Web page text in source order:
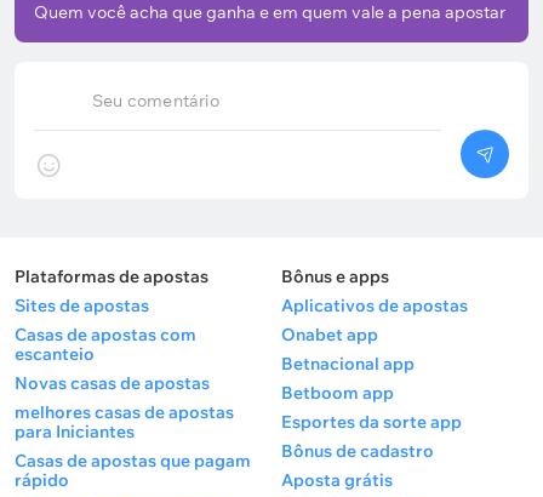
Seu comentário
Quem você acha que ganha e em quem vale a pena apostar
Plataformas de apostas
Sites de apostas
Casas de apostas com
escanteio
Novas casas de apostas
melhores casas de apostas
para Iniciantes
Casas de apostas que pagam
rápido
Bônus e apps
Aplicativos de apostas
Onabet app
Betnacional app
Betboom app
Esportes da sorte app
Bônus de cadastro
Aposta grátis